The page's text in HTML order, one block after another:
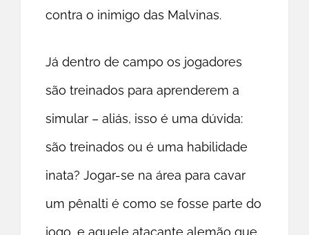
contra o inimigo das Malvinas.
Já dentro de campo os jogadores
são treinados para aprenderem a
simular – aliás, isso é uma dúvida:
são treinados ou é uma habilidade
inata? Jogar-se na área para cavar
um pênalti é como se fosse parte do